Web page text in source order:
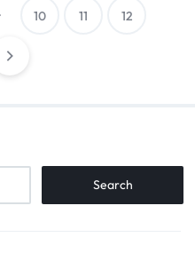
10 11 12
Search